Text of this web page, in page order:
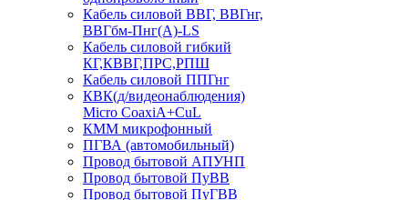
Кабель силовой ВВГ, ВВГнг,
ВВГбм-Пнг(А)-LS
Кабель силовой гибкий
КГ,КВВГ,ПРС,РПШ
Кабель силовой ППГнг
КВК(д/видеонаблюдения)
Micro CoaxiA+CuL
КММ микрофонный
ПГВА (автомобильный)
Провод бытовой АПУНП
Провод бытовой ПуВВ
Провод бытовой ПуГВВ